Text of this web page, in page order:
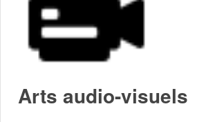
Arts audio-visuels